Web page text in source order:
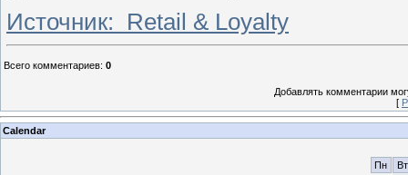
Источник: Retail & Loyalty
Всего комментариев: 0
Добавлять комментарии
[
Calendar
Пн
Вт